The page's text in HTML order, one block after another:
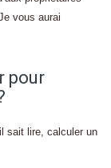
vous aurai
pour
sait lire, calculer un